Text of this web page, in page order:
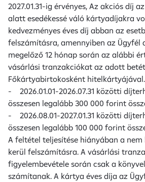
2027.01.31-ig érvényes, Az akciós díj
alatt esedékessé váló kártyadíjakra
kedvezményes éves díj abban az
felszámításra, amennyiben az Ügyfél
megelőző 12 hónap során az alábbi
vásárlási tranzakciókat az adott
Főkártyabirtokosként hitelkártyájával.
- 2026.01.01-2026.07.31 közötti
összesen legalább 300 000 forint
- 2026.08.01-2027.01.31 közötti
összesen legalább 100 000 forint
A feltétel teljesítése hiányában a nem
kerül felszámításra. A vásárlási
figyelembevétele során csak a
számítanak. A kártya éves díja az